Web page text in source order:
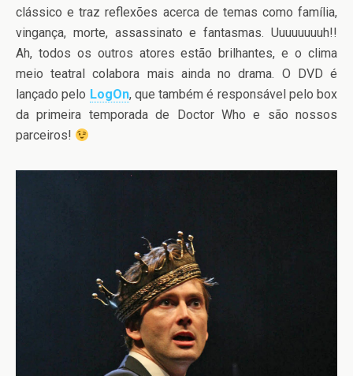
clássico e traz reflexões acerca de temas como família,
vingança, morte, assassinato e fantasmas. Uuuuuuuuh!!
Ah, todos os outros atores estão brilhantes, e o clima
meio teatral colabora mais ainda no drama. O DVD é
lançado pelo LogOn, que também é responsável pelo box
da primeira temporada de Doctor Who e são nossos
parceiros!